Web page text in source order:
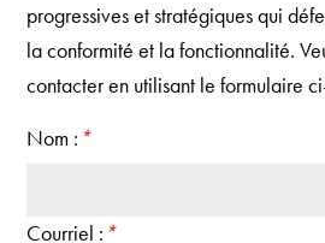
progressives et stratégiques qui
la conformité et la fonctionnalité.
contacter en utilisant le formulaire
Nom : *
Courriel : *